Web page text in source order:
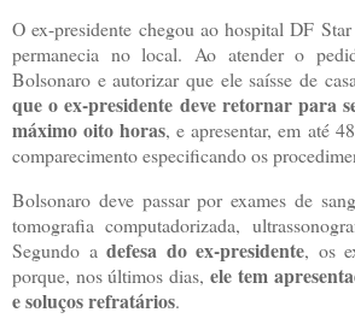
O ex-presidente chegou ao hospital DF
permanecia no local. Ao atender o
Bolsonaro e autorizar que ele saísse de
que o ex-presidente deve retornar para
máximo oito horas, e apresentar, em até
comparecimento especificando os
Bolsonaro deve passar por exames de
tomografia computadorizada,
Segundo a defesa do ex-presidente, os
porque, nos últimos dias, ele tem
e soluços refratários.